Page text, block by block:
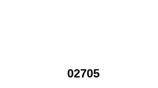
02705